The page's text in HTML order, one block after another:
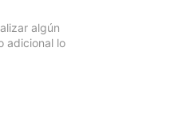
algún
adicional lo